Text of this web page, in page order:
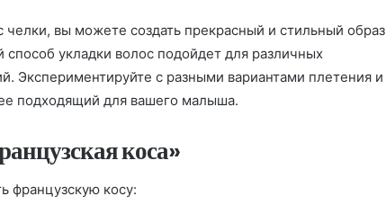
челки, вы можете создать прекрасный и стильный образ
укладки волос подойдет для различных
Экспериментируйте с разными вариантами плетения и
подходящий для вашего малыша.
коса»
французскую косу: